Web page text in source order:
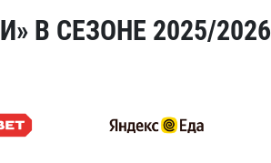
В СЕЗОНЕ 2025/2026